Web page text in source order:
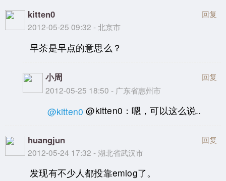
kitten0
2012-05-25 09:32 - 北京市
回复
早茶是早点的意思么？
小周
2012-05-25 18:50 - 广东省惠州市
回复
@kitten0 @kitten0：嗯，可以这么说..
huangjun
2012-05-24 17:32 - 湖北省武汉市
回复
发现有不少人都投靠emlog了。